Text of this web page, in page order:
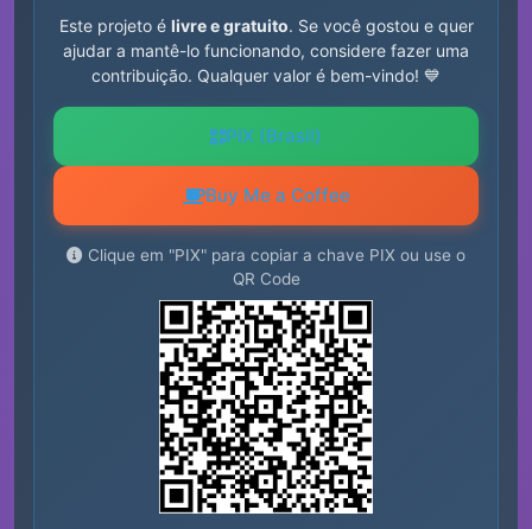
Este projeto é livre e gratuito. Se você gostou e quer
ajudar a mantê-lo funcionando, considere fazer uma
contribuição. Qualquer valor é bem-vindo! 💙
PIX (Brasil)
Buy Me a Coffee
Clique em "PIX" para copiar a chave PIX ou use o
QR Code